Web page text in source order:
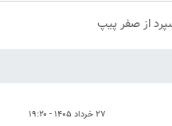
۲۷ خرداد ۱۴۰۵ - ۱۹:۲۰